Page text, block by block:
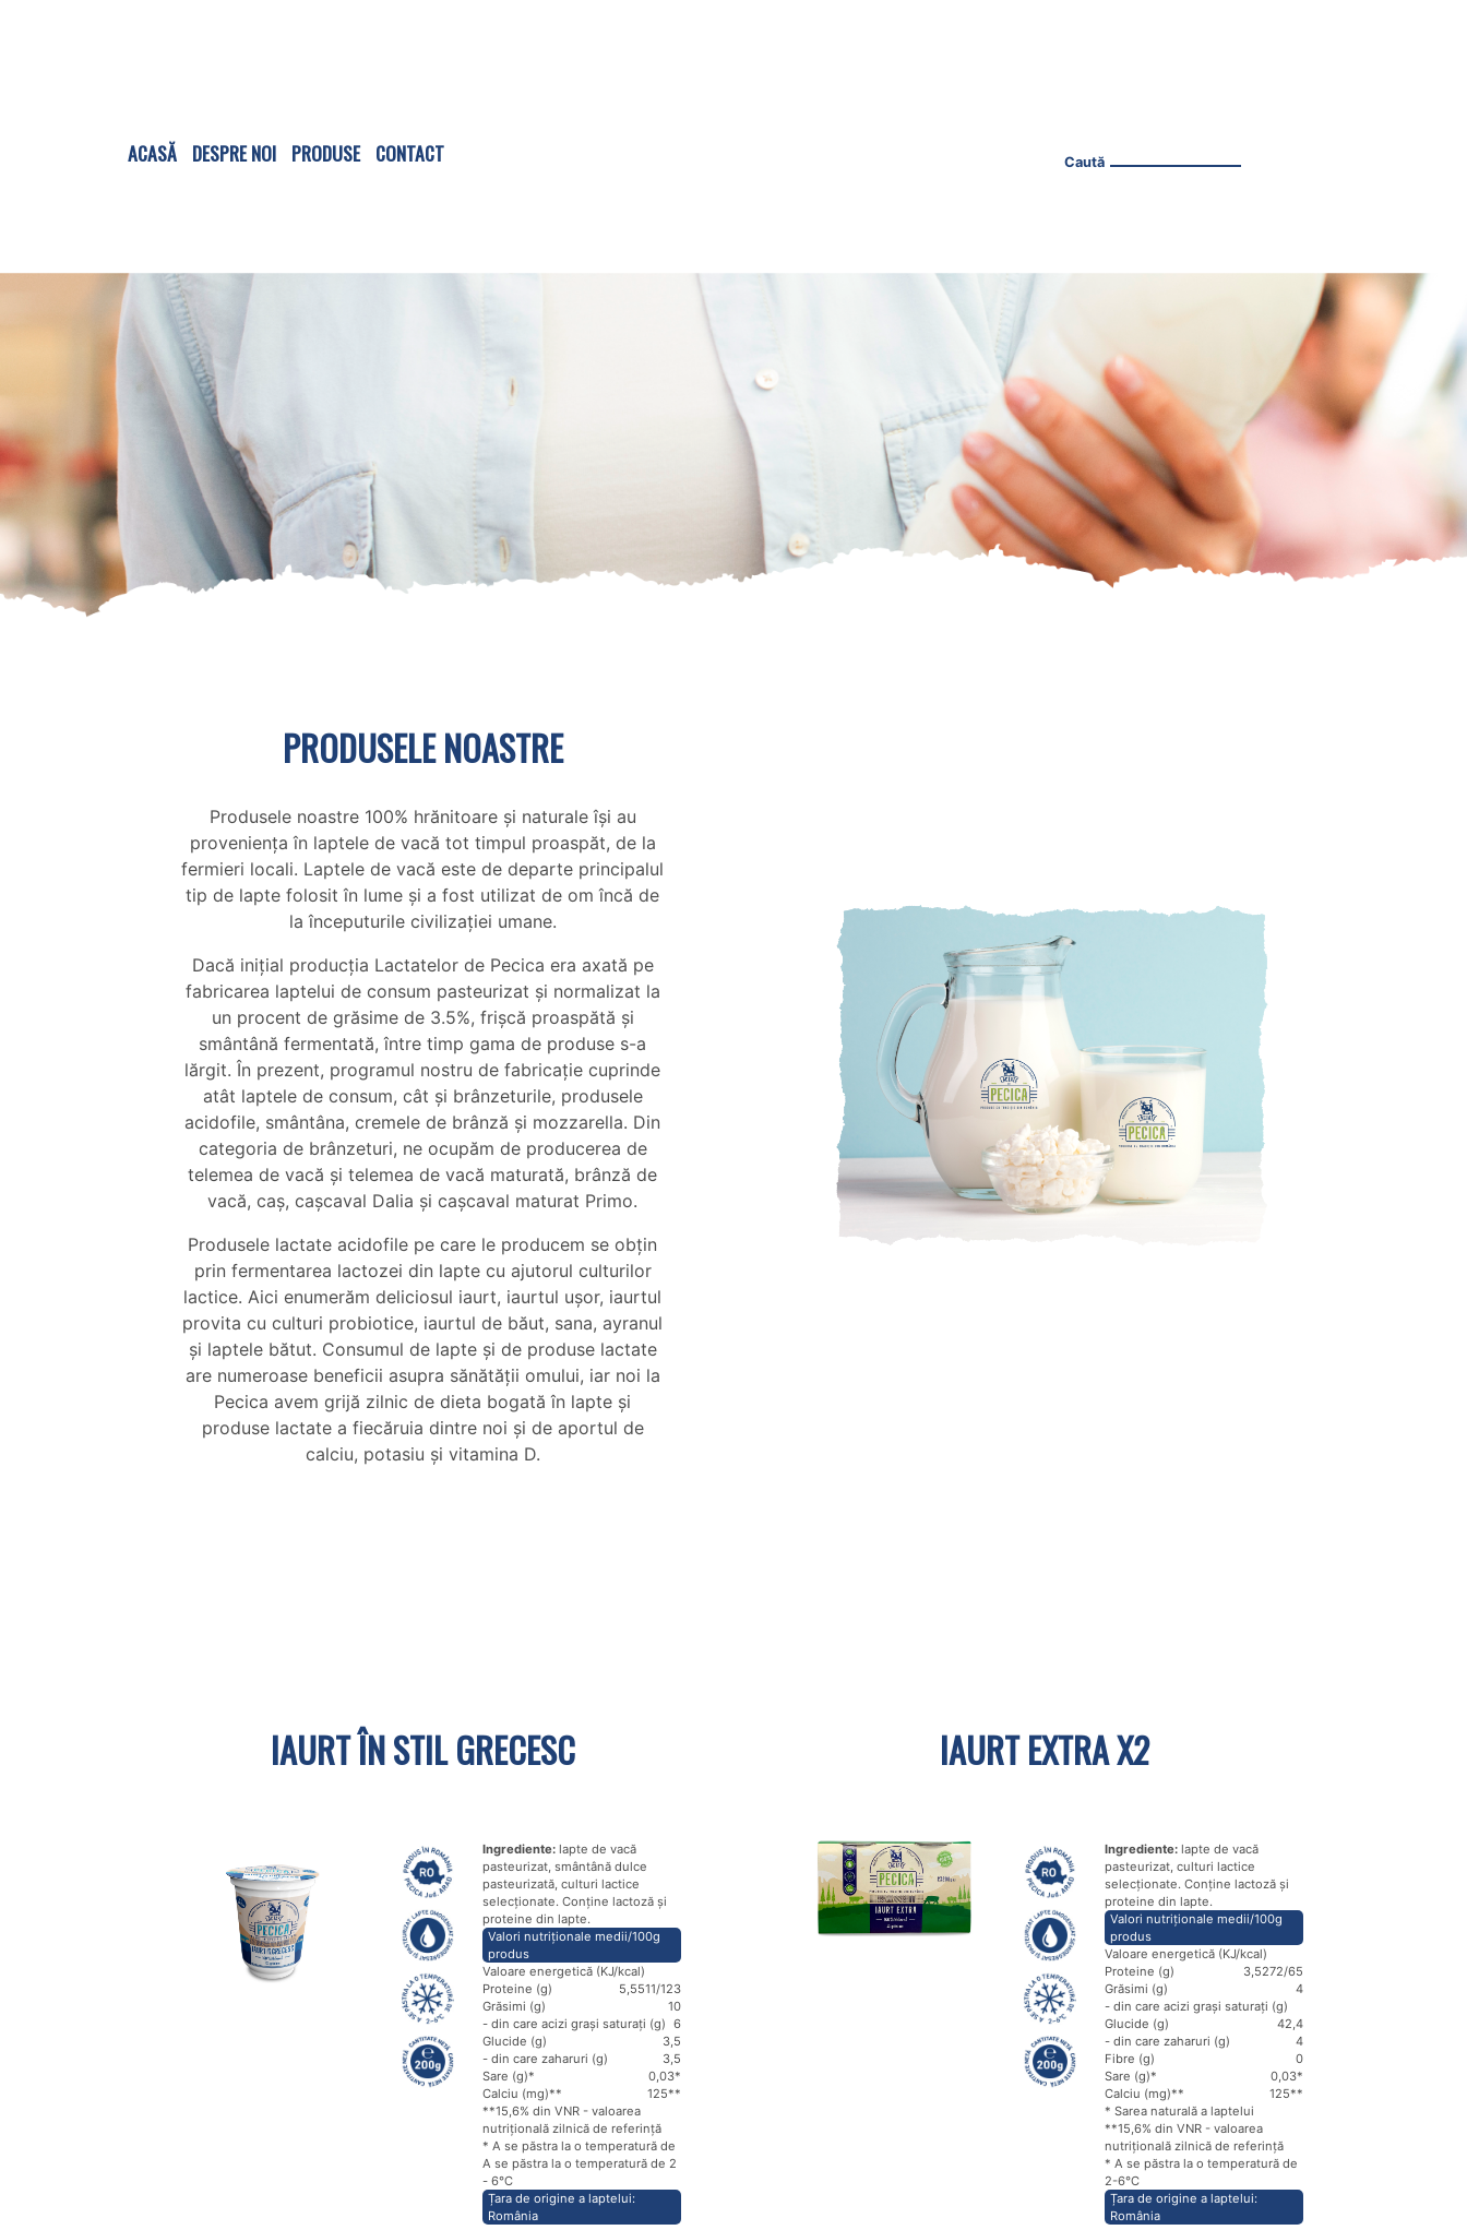
Caută
ACASĂ DESPRE NOI PRODUSE CONTACT
PRODUSELE NOASTRE
Produsele noastre 100% hrănitoare și naturale își au
proveniența în laptele de vacă tot timpul proaspăt, de la
fermieri locali. Laptele de vacă este de departe principalul
tip de lapte folosit în lume și a fost utilizat de om încă de
la începuturile civilizației umane.
Dacă inițial producția Lactatelor de Pecica era axată pe
fabricarea laptelui de consum pasteurizat și normalizat la
un procent de grăsime de 3.5%, frișcă proaspătă și
smântână fermentată, între timp gama de produse s-a
lărgit. În prezent, programul nostru de fabricație cuprinde
atât laptele de consum, cât și brânzeturile, produsele
acidofile, smântâna, cremele de brânză și mozzarella. Din
categoria de brânzeturi, ne ocupăm de producerea de
telemea de vacă și telemea de vacă maturată, brânză de
vacă, caș, cașcaval Dalia și cașcaval maturat Primo.
Produsele lactate acidofile pe care le producem se obțin
prin fermentarea lactozei din lapte cu ajutorul culturilor
lactice. Aici enumerăm deliciosul iaurt, iaurtul ușor, iaurtul
provita cu culturi probiotice, iaurtul de băut, sana, ayranul
și laptele bătut. Consumul de lapte și de produse lactate
are numeroase beneficii asupra sănătății omului, iar noi la
Pecica avem grijă zilnic de dieta bogată în lapte și
produse lactate a fiecăruia dintre noi și de aportul de
calciu, potasiu și vitamina D.
IAURT ÎN STIL GRECESC
Ingrediente: lapte de vacă
pasteurizat, smântână dulce
pasteurizată, culturi lactice
selecționate. Conține lactoză și
proteine din lapte.
Valori nutriționale medii/100g
produs
Valoare energetică (KJ/kcal)
511/123
Proteine (g)
5,5
Grăsimi (g)
10
- din care acizi grași saturați (g) 6
Glucide (g)
3,5
- din care zaharuri (g)
3,5
Sare (g)*
0,03*
Calciu (mg)**
125**
**15,6% din VNR - valoarea
nutrițională zilnică de referință
* A se păstra la o temperatură de
A se păstra la o temperatură de 2
- 6℃
Țara de origine a laptelui:
România
IAURT EXTRA X2
Ingrediente: lapte de vacă
pasteurizat, culturi lactice
selecționate. Conține lactoză și
proteine din lapte.
Valori nutriționale medii/100g
produs
Valoare energetică (KJ/kcal)
272/65
Proteine (g)
3,5
Grăsimi (g)
4
- din care acizi grași saturați (g)
2,4
Glucide (g)
4
- din care zaharuri (g)
4
Fibre (g)
0
Sare (g)*
0,03*
Calciu (mg)**
125**
* Sarea naturală a laptelui
**15,6% din VNR - valoarea
nutrițională zilnică de referință
* A se păstra la o temperatură de
2-6℃
Țara de origine a laptelui:
România